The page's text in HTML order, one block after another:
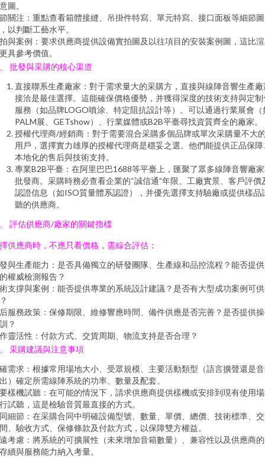
圖。
關注：重點查看箱體接縫、吊掛件特寫、單元特寫、接口面板等細節圖
以判斷工藝水平。
與案例：要求供應商提供設備實拍圖及以往項目的安裝案例圖，這比
具參考價值。
批發與采購的核心渠道
直接聯系生產廠家：對于需求量大的采購方，直接與線陣音響生產廠
接洽是最佳選擇。這能確保價格優勢，并獲得深度的技術支持與定制
服務（如品牌LOGO噴涂、特定阻抗設計等）。可以通過行業展會（
PALM展、GETshow）、行業媒體或B2B平臺尋找資質齊全的廠家。
授權代理商/經銷商：對于需要混合采購多個品牌或單次采購量不大
用戶，選擇實力雄厚的授權代理商是穩妥之選。他們能提供正品保障
本地化的售后與技術支持。
專業B2B平臺：在阿里巴巴1688等平臺上，匯聚了眾多線陣音響廠
批發商。采購時務必查看企業的“誠信通”年限、工廠實景、客戶評價
認證信息（如ISO質量體系認證），并優先選擇支持驗廠或提供樣品
聽的供應商。
評估供應商/廠家的關鍵指標
供應商時，不應只看價格，需綜合評估：
與生產能力：是否具備獨立的研發團隊、生產線和品控流程？能否提
權威檢測報告？
支撐與案例：能否提供專業的系統設計建議？是否有大型成功案例可
服務政策：保修期限、維修響應時間、備件供應是否完善？是否提供
？
靈活性：付款方式、交貨周期、物流支持是否合理？
采購建議與注意事項
需求：根據常用場地大小、受眾規模、主要活動類型（語言擴聲還是
）確定所需線陣系統的功率、數量及配套。
樣機試聽：在可能的情況下，請求供應商提供樣機或安排到現有使用
試聽，這是檢驗音質最直接的方式。
細節：在采購合同中明確設備型號、數量、單價、總價、技術標準、
、驗收方式、保修條款及付款方式，以保障雙方權益。
考慮：將系統的可擴展性（未來增加音箱數量）、兼容性以及供應商
續與服務能力納入考量。